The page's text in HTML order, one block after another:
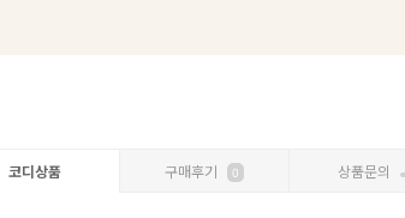
코디상품 구매후기 0 상품문의